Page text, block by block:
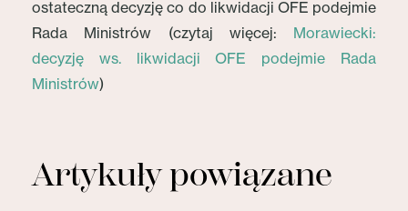
ostateczną decyzję co do likwidacji OFE podejmie
Rada Ministrów (czytaj więcej: Morawiecki:
decyzję ws. likwidacji OFE podejmie Rada
Ministrów)
Artykuły powiązane